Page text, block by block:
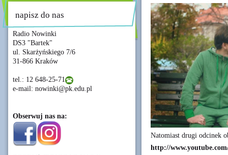
napisz do nas
Radio Nowinki
DS3 "Bartek"
ul. Skarżyńskiego 7/6
31-866 Kraków
tel.: 12 648-25-71
e-mail: nowinki@pk.edu.pl
Obserwuj nas na:
Natomiast drugi odcinek
http://